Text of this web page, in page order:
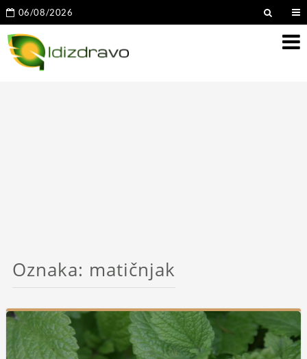
06/08/2026
Oznaka: matičnjak